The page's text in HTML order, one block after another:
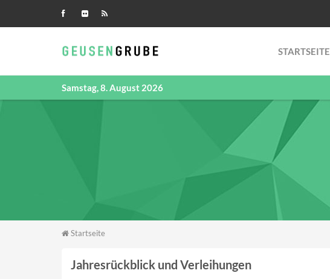
Samstag, 8. August 2026
STARTSEITE
Sie sind hier
Startseite
Jahresrückblick und Verleihungen